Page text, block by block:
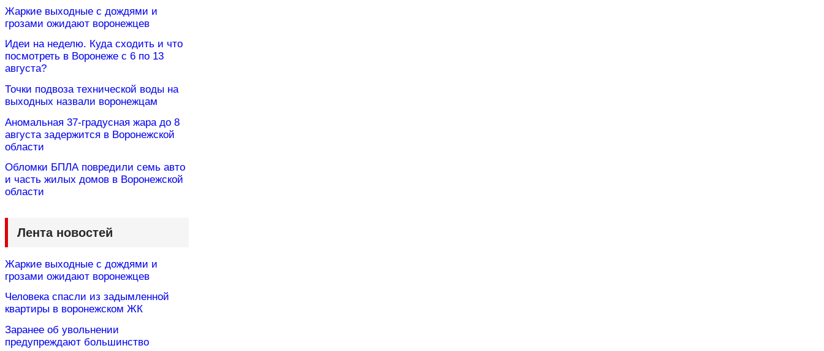
Жаркие выходные с дождями и
грозами ожидают воронежцев
Идеи на неделю. Куда сходить и что
посмотреть в Воронеже с 6 по 13
августа?
Точки подвоза технической воды на
выходных назвали воронежцам
Аномальная 37-градусная жара до 8
августа задержится в Воронежской
области
Обломки БПЛА повредили семь авто
и часть жилых домов в Воронежской
области
Лента новостей
Жаркие выходные с дождями и
грозами ожидают воронежцев
Человека спасли из задымленной
квартиры в воронежском ЖК
Заранее об увольнении
предупреждают большинство